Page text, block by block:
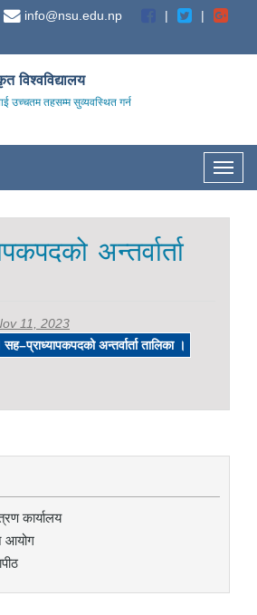
info@nsu.edu.np
विश्वविद्यालय
उच्चतम तहसम्म सुव्यवस्थित गर्न
अन्तर्वार्ता
11, 2023
अन्तर्वार्ता तालिका ।
कार्यालय
आयोग